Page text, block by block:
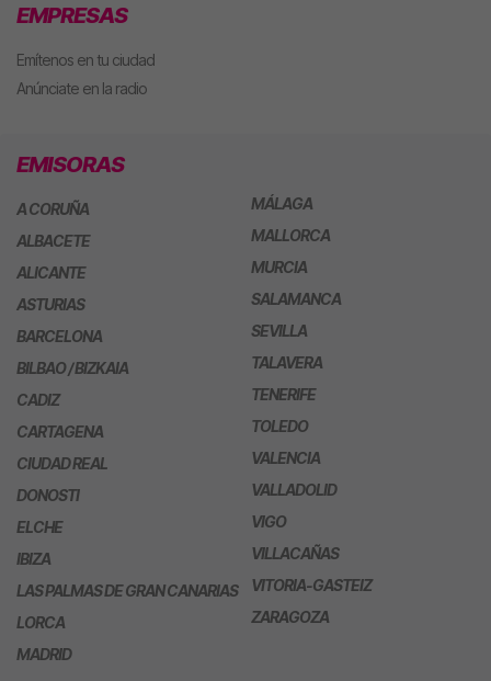
EMPRESAS
Emítenos en tu ciudad
Anúnciate en la radio
EMISORAS
A CORUÑA
ALBACETE
ALICANTE
ASTURIAS
BARCELONA
BILBAO / BIZKAIA
CADIZ
CARTAGENA
CIUDAD REAL
DONOSTI
ELCHE
IBIZA
LAS PALMAS DE GRAN CANARIAS
LORCA
MADRID
MÁLAGA
MALLORCA
MURCIA
SALAMANCA
SEVILLA
TALAVERA
TENERIFE
TOLEDO
VALENCIA
VALLADOLID
VIGO
VILLACAÑAS
VITORIA-GASTEIZ
ZARAGOZA